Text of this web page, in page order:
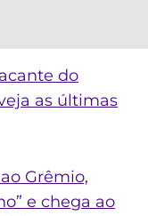
do
as últimas
Grêmio,
e chega ao